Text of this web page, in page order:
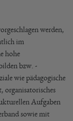
werden,
im
hohe
bzw. -
wie pädagogische
organisatorisches
Aufgaben
sowie mit